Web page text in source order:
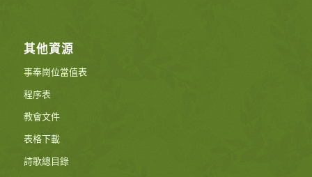
其他資源
事奉崗位當值表
程序表
教會文件
表格下載
詩歌總目錄